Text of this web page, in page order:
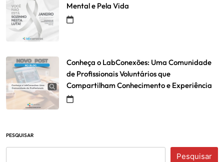
Mental e Pela Vida
Conheça o LabConexões: Uma Comunidade
de Profissionais Voluntários que
Compartilham Conhecimento e Experiência
PESQUISAR
Pesquisar